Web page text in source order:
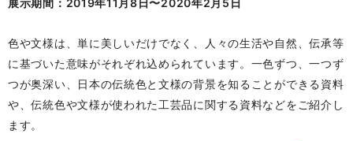
展示期間：2019年11月8日〜2020年2月5日
色や文様は、単に美しいだけでなく、人々の生活や自然、伝承等
に基づいた意味がそれぞれ込められています。一色ずつ、一つず
つが奥深い、日本の伝統色と文様の背景を知ることができる資料
や、伝統色や文様が使われた工芸品に関する資料などをご紹介し
ます。